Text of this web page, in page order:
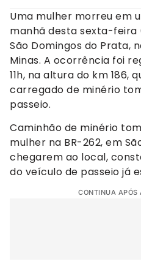
Uma mulher morreu em
manhã desta sexta-feira
São Domingos do Prata,
Minas. A ocorrência foi
11h, na altura do km 186,
carregado de minério
passeio.
Caminhão de minério
mulher na BR-262, em
chegarem ao local,
do veículo de passeio já
CONTINUA APÓS